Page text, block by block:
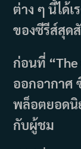
ต่าง ๆ นี้ได้
ของซีรีส์สุด
ก่อนที่ “The
ออกอากาศ
พล็อตยอดนิ
กับผู้ชม